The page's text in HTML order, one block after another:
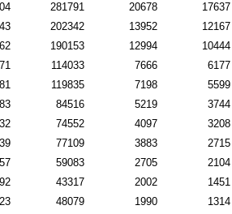
281791 20678 17637
202342 13952 12167
190153 12994
10444
114033 7666
6177
119835 7198
5599
84516 5219
3744
74552 4097 3208
77109 3883 2715
59083 2705
2104
43317 2002
1451
48079 1990
1314